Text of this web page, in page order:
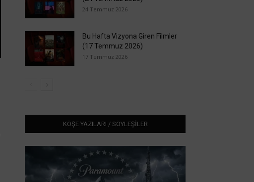
24 Temmuz 2026
Bu Hafta Vizyona Giren Filmler
(17 Temmuz 2026)
17 Temmuz 2026
KÖŞE YAZILARI / SÖYLEŞİLER